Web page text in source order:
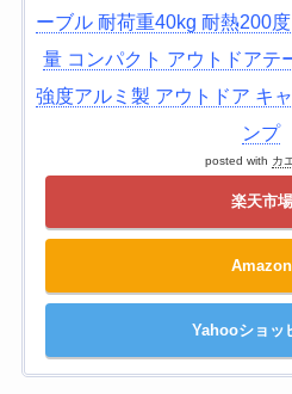
ーブル 耐荷重40kg 耐熱200
量 コンパクト アウトドアテ
強度アルミ製 アウトドア キ
ンプ
posted with カ
楽天市場
Amazon
Yahooショッ